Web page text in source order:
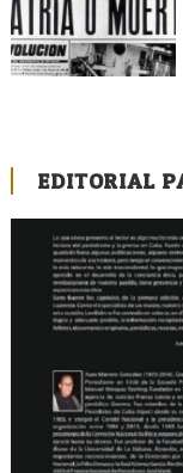
EDITORIAL